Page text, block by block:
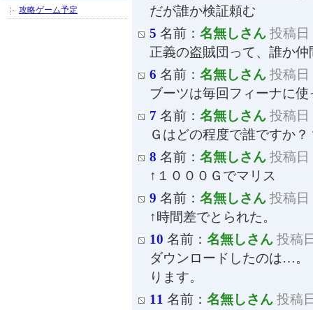
だが誰か検証頼む
5 名前： 名無しさん 投稿日
正義の盗賊団って、誰か
6 名前： 名無しさん 投稿日
ブーツは毎回フィーナに使
7 名前： 名無しさん 投稿日
Ｇはどの程度で誰ですか？
8 名前： 名無しさん 投稿日
↑１０００Ｇでマリス
9 名前： 名無しさん 投稿日
↑時間差でとられた。
10 名前： 名無しさん 投稿
ダウンロードしたのは…
ります。
11 名前： 名無しさん 投稿
攻略ゲーム予定